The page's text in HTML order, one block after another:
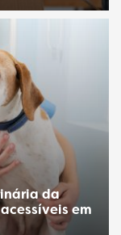
da
em